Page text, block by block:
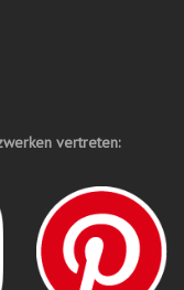
vertreten: